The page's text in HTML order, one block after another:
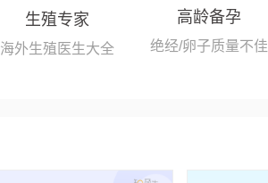
生殖专家
海外生殖医生大全
高龄备孕
绝经/卵子质量不佳